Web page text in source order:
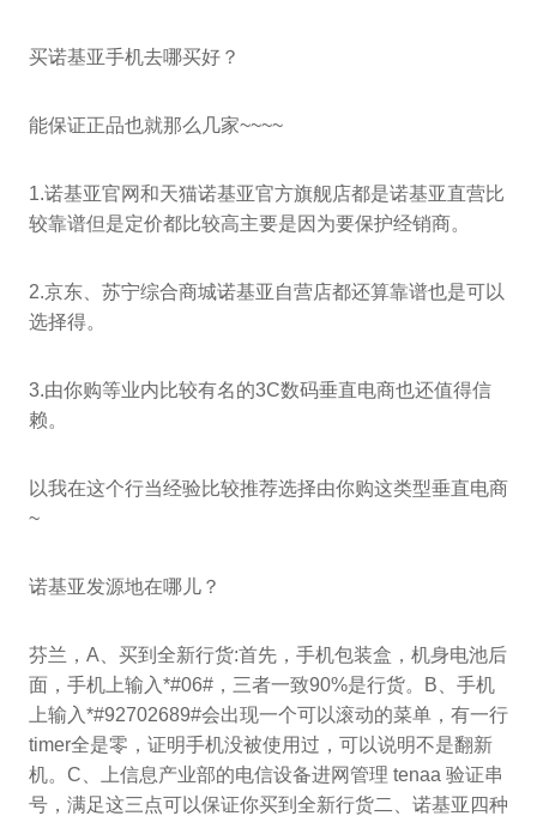
买诺基亚手机去哪买好？
能保证正品也就那么几家~~~~
1.诺基亚官网和天猫诺基亚官方旗舰店都是诺基亚直营比
较靠谱但是定价都比较高主要是因为要保护经销商。
2.京东、苏宁综合商城诺基亚自营店都还算靠谱也是可以
选择得。
3.由你购等业内比较有名的3C数码垂直电商也还值得信
赖。
以我在这个行当经验比较推荐选择由你购这类型垂直电商
~
诺基亚发源地在哪儿？
芬兰，A、买到全新行货:首先，手机包装盒，机身电池后
面，手机上输入*#06#，三者一致90%是行货。B、手机
上输入*#92702689#会出现一个可以滚动的菜单，有一行
timer全是零，证明手机没被使用过，可以说明不是翻新
机。C、上信息产业部的电信设备进网管理 tenaa 验证串
号，满足这三点可以保证你买到全新行货二、诺基亚四种